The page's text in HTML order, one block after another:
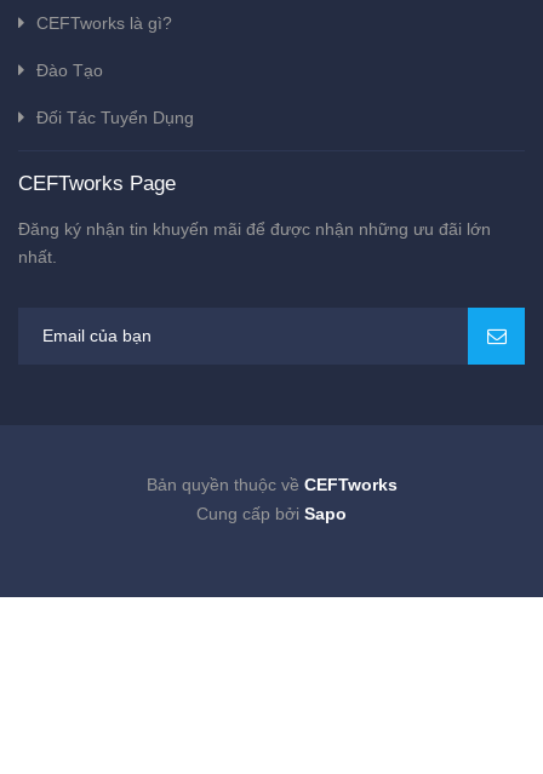
CEFTworks là gì?
Đào Tạo
Đối Tác Tuyển Dụng
CEFTworks Page
Đăng ký nhận tin khuyến mãi để được nhận những ưu đãi lớn
nhất.
Bản quyền thuộc về CEFTworks
Cung cấp bởi Sapo